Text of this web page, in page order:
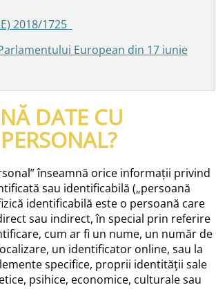
2018/1725
European din 17 iunie
DATE CU
înseamnă orice informații privind
sau identificabilă („persoană
identificabilă este o persoană care
sau indirect, în special prin referire
cum ar fi un nume, un număr de
un identificator online, sau la
specifice, proprii identității sale
psihice, economice, culturale sau